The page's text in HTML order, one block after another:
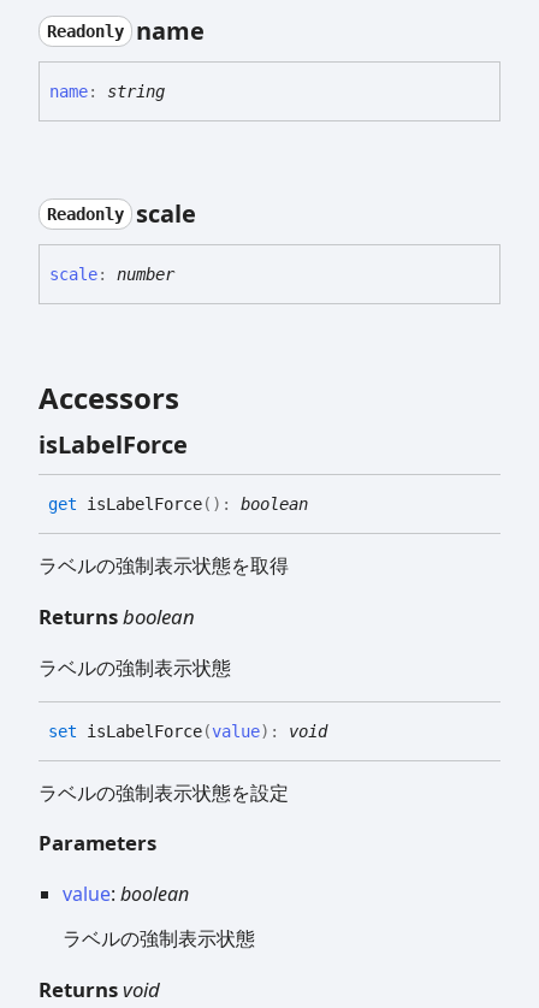
Readonly name
name: string
Readonly scale
scale: number
Accessors
isLabelForce
get isLabelForce( ) : boolean
ラベルの強制表示状態を取得
Returnsboolean
ラベルの強制表示状態
set isLabelForce(value) : void
ラベルの強制表示状態を設定
Parameters
value: boolean
ラベルの強制表示状態
Returnsvoid